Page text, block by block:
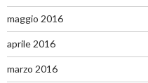
maggio 2016
aprile 2016
marzo 2016